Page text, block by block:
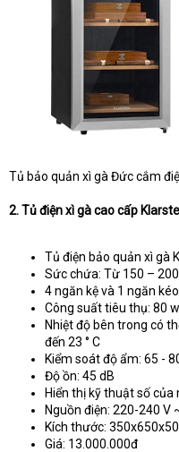
Tủ bảo quản xì gà Đức cắm
2. Tủ điện xì gà cao cấp
Tủ điện bảo quản xì gà
Sức chứa: Từ 150 –
4 ngăn kệ và 1 ngăn
Công suất tiêu thụ: 80
Nhiệt độ bên trong có
đến 23 ° C
Kiểm soát độ ẩm: 65 -
Độ ồn: 45 dB
Hiển thị kỹ thuật số
Nguồn điện: 220-240 V
Kích thước:
Giá: 13.000.000đ